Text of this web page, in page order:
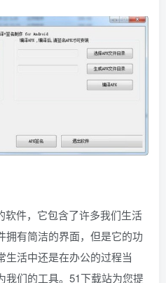
软件，它包含了许多我们生活
拥有简洁的界面，但是它的功
生活中还是在办公的过程当
我们的工具。51下载站为您提